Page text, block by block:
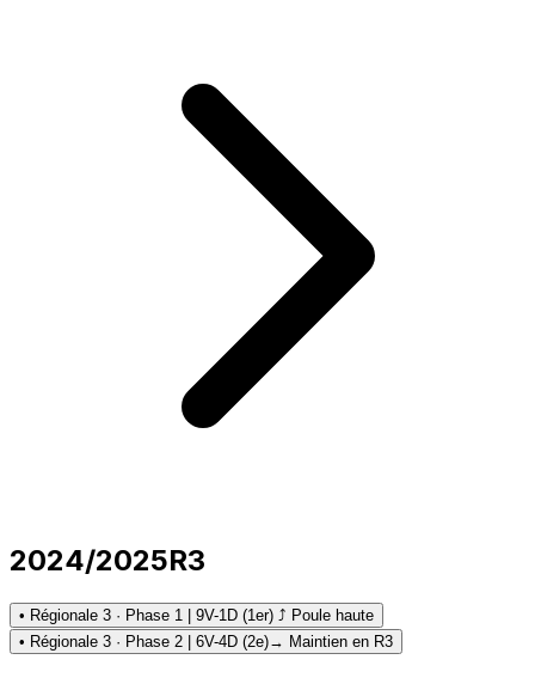
2024/2025R3
• Régionale 3 · Phase 1 | 9V-1D (1er) ⤴ Poule haute
• Régionale 3 · Phase 2 | 6V-4D (2e)→ Maintien en R3